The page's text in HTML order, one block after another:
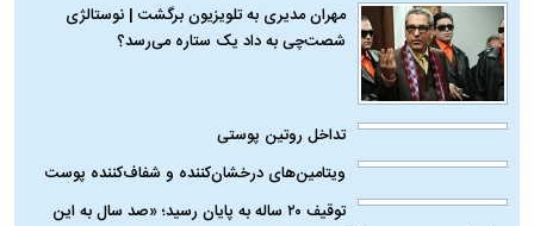
مهران مدیری به تلویزیون برگشت | نوستالژی
شصت‌چی به داد یک ستاره می‌رسد؟
تداخل روتین پوستی
ویتامین‌های درخشان‌کننده و شفاف‌کننده پوست
توقیف ۲۰ ساله به پایان رسید؛ «صد سال به این